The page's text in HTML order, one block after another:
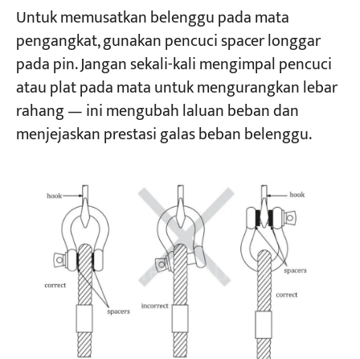
Untuk memusatkan belenggu pada mata
pengangkat, gunakan pencuci spacer longgar
pada pin. Jangan sekali-kali mengimpal pencuci
atau plat pada mata untuk mengurangkan lebar
rahang — ini mengubah laluan beban dan
menjejaskan prestasi galas beban belenggu.